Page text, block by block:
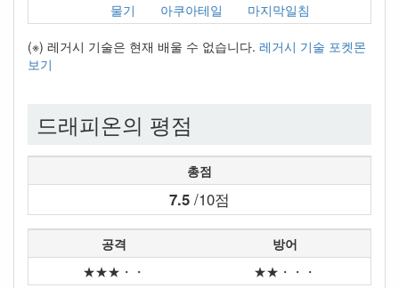
물기
아쿠아테일 마지막일침
(※) 레거시 기술은 현재 배울 수 없습니다. 레거시 기술 포켓몬
보기
드래피온의 평점
총점
7.5 /10점
공격
방어
★★★・・
★★・・・